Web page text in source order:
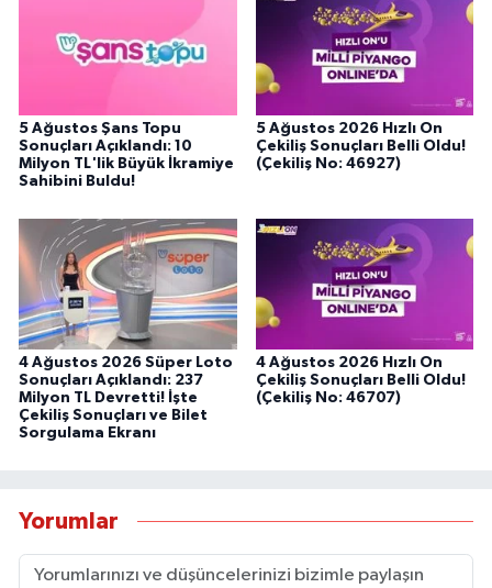
5 Ağustos Şans Topu
Sonuçları Açıklandı: 10
Milyon TL'lik Büyük İkramiye
Sahibini Buldu!
5 Ağustos 2026 Hızlı On
Çekiliş Sonuçları Belli Oldu!
(Çekiliş No: 46927)
4 Ağustos 2026 Süper Loto
Sonuçları Açıklandı: 237
Milyon TL Devretti! İşte
Çekiliş Sonuçları ve Bilet
Sorgulama Ekranı
4 Ağustos 2026 Hızlı On
Çekiliş Sonuçları Belli Oldu!
(Çekiliş No: 46707)
Yorumlar